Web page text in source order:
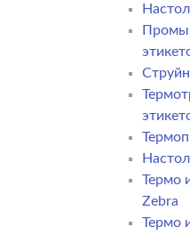
Термо
Zebra
Термо